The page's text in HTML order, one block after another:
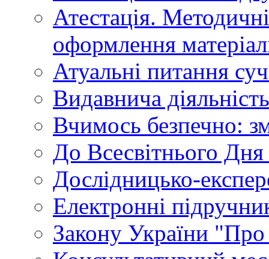
Атестація.
оформлення
Атуальні питання
Видавнича діяльність
Вчимось безпечно:
До Всесвітнього Дня
Дослідницько-
Електронні
Закону України "Про